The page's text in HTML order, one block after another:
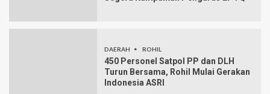
DAERAH ROHIL
450 Personel Satpol PP dan DLH
Turun Bersama, Rohil Mulai Gerakan
Indonesia ASRI